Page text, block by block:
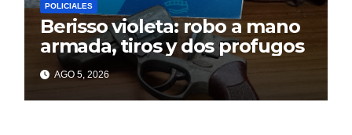
POLICIALES
Berisso violeta: robo a mano
armada, tiros y dos profugos
AGO 5, 2026